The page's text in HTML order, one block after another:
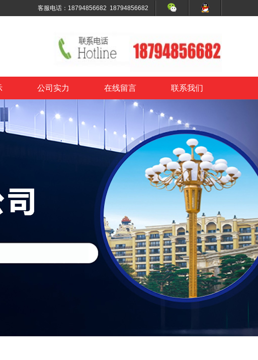
客服电话：18794856682 18794856682
公司实力 在线留言 联系我们